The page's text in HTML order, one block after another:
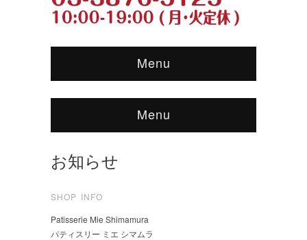
Menu
Menu
お知らせ
SHOP INFO
Patisserie Mie Shimamura
パティスリー ミエ シマムラ